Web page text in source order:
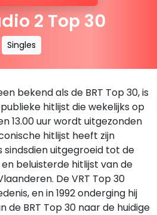
2 Top 30
Singles
bekend als de BRT Top 30, is
hitlijst die wekelijks op
13.00 uur wordt uitgezonden
hitlijst heeft zijn
sindsdien uitgegroeid tot de
beluisterde hitlijst van de
De VRT Top 30
en in 1992 onderging hij
de BRT Top 30 naar de huidige